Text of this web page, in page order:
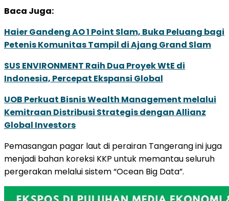
Baca Juga:
Haier Gandeng AO 1 Point Slam, Buka Peluang bagi
Petenis Komunitas Tampil di Ajang Grand Slam
SUS ENVIRONMENT Raih Dua Proyek WtE di
Indonesia, Percepat Ekspansi Global
UOB Perkuat Bisnis Wealth Management melalui
Kemitraan Distribusi Strategis dengan Allianz
Global Investors
Pemasangan pagar laut di perairan Tangerang ini juga
menjadi bahan koreksi KKP untuk memantau seluruh
pergerakan melalui sistem “Ocean Big Data”.